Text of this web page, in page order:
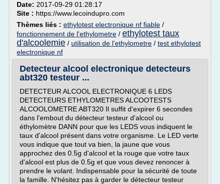
Date: 2017-09-29 01:28:17
Site : https://www.lecoindupro.com
Thèmes liés : ethylotest electronique nf fiable /
fonctionnement de l'ethylometre / ethylotest taux
d'alcoolemie / utilisation de l'ethylometre / test ethylotest
electronique nf
Detecteur alcool electronique detecteurs
abt320 testeur ...
DETECTEUR ALCOOL ELECTRONIQUE 6 LEDS
DETECTEURS ETHYLOMETRES ALCOOTESTS
ALCOOLOMETRE ABT320 Il suffit d'expirer 6 secondes
dans l'embout du détecteur testeur d'alcool ou
éthylomètre DANN pour que les LEDS vous indiquent le
taux d'alcool présent dans votre organisme. Le LED verte
vous indique que tout va bien, la jaune que vous
approchez des 0.5g d'alcool et la rouge que votre taux
d'alcool est plus de 0.5g et que vous devez renoncer à
prendre le volant. Indispensable pour la sécurité de toute
la famille. N'hésitez pas à garder le détecteur testeur